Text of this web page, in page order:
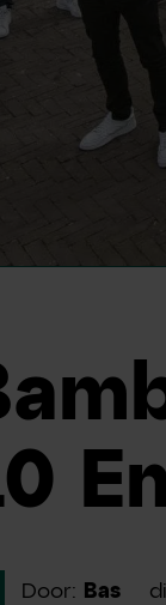
Door: Bas